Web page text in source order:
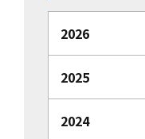
2026
2025
2024